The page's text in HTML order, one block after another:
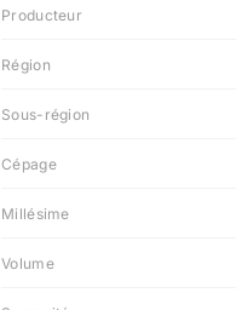
Producteur
Région
Sous-région
Cépage
Millésime
Volume